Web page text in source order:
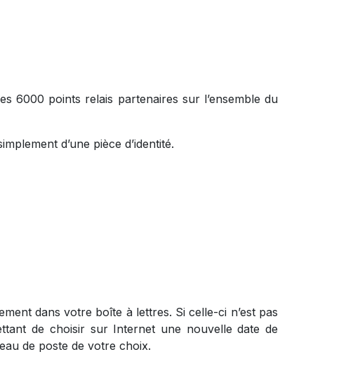
6000 points relais partenaires sur l’ensemble du
d’une pièce d’identité.
dans votre boîte à lettres. Si celle-ci n’est pas
de choisir sur Internet une nouvelle date de
de poste de votre choix.